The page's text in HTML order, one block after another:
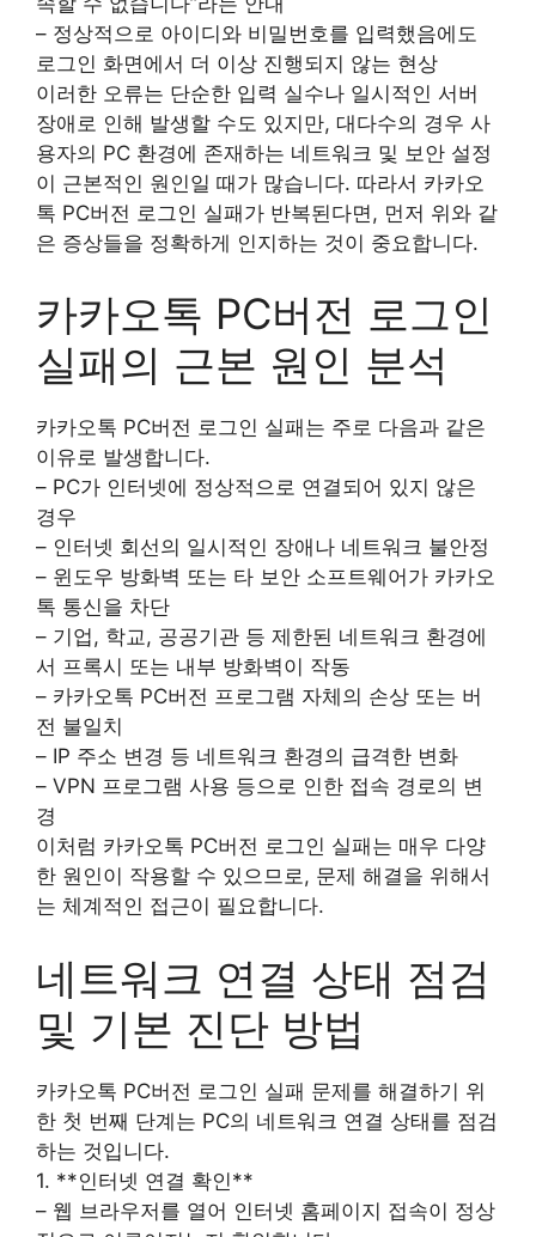
– 정상적으로 아이디와 비밀번호를 입력했음에도
로그인 화면에서 더 이상 진행되지 않는 현상
이러한 오류는 단순한 입력 실수나 일시적인 서버
장애로 인해 발생할 수도 있지만, 대다수의 경우 사
용자의 PC 환경에 존재하는 네트워크 및 보안 설정
이 근본적인 원인일 때가 많습니다. 따라서 카카오
톡 PC버전 로그인 실패가 반복된다면, 먼저 위와 같
은 증상들을 정확하게 인지하는 것이 중요합니다.
카카오톡 PC버전 로그인
실패의 근본 원인 분석
카카오톡 PC버전 로그인 실패는 주로 다음과 같은
이유로 발생합니다.
– PC가 인터넷에 정상적으로 연결되어 있지 않은
경우
– 인터넷 회선의 일시적인 장애나 네트워크 불안정
– 윈도우 방화벽 또는 타 보안 소프트웨어가 카카오
톡 통신을 차단
– 기업, 학교, 공공기관 등 제한된 네트워크 환경에
서 프록시 또는 내부 방화벽이 작동
– 카카오톡 PC버전 프로그램 자체의 손상 또는 버
전 불일치
– IP 주소 변경 등 네트워크 환경의 급격한 변화
– VPN 프로그램 사용 등으로 인한 접속 경로의 변
경
이처럼 카카오톡 PC버전 로그인 실패는 매우 다양
한 원인이 작용할 수 있으므로, 문제 해결을 위해서
는 체계적인 접근이 필요합니다.
네트워크 연결 상태 점검
및 기본 진단 방법
카카오톡 PC버전 로그인 실패 문제를 해결하기 위
한 첫 번째 단계는 PC의 네트워크 연결 상태를 점검
하는 것입니다.
1. **인터넷 연결 확인**
– 웹 브라우저를 열어 인터넷 홈페이지 접속이 정상